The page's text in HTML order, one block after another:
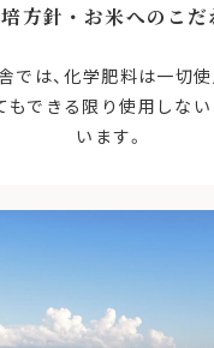
方針・お米へのこだ
では、化学肥料は一切使
もできる限り使用しな
います。